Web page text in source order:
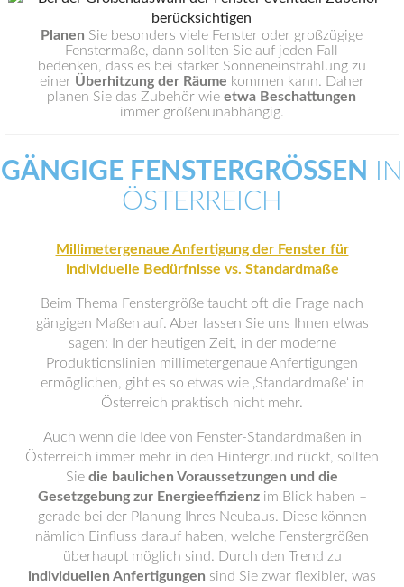
Planen Sie besonders viele Fenster oder großzügige
Fenstermaße, dann sollten Sie auf jeden Fall
bedenken, dass es bei starker Sonneneinstrahlung zu
einer Überhitzung der Räume kommen kann. Daher
planen Sie das Zubehör wieetwa Beschattungen
immer größenunabhängig.
GÄNGIGE FENSTERGRÖSSEN
IN
ÖSTERREICH
Millimetergenaue Anfertigung der Fenster für
individuelle Bedürfnisse vs. Standardmaße
Beim Thema Fenstergröße taucht oft die Frage nach
gängigen Maßen auf. Aber lassen Sie uns Ihnen etwas
sagen: In der heutigen Zeit, in der moderne
Produktionslinien millimetergenaue Anfertigungen
ermöglichen, gibt es so etwas wie ‚Standardmaße‘ in
Österreich praktisch nicht mehr.
Auch wenn die Idee von Fenster-Standardmaßen in
Österreich immer mehr in den Hintergrund rückt, sollten
Sie die baulichen Voraussetzungen und die
Gesetzgebung zur Energieeffizienzim Blick haben –
gerade bei der Planung Ihres Neubaus. Diese können
nämlich Einfluss darauf haben, welche Fenstergrößen
überhaupt möglich sind. Durch den Trend zu
individuellen Anfertigungen sind Sie zwar flexibler, was